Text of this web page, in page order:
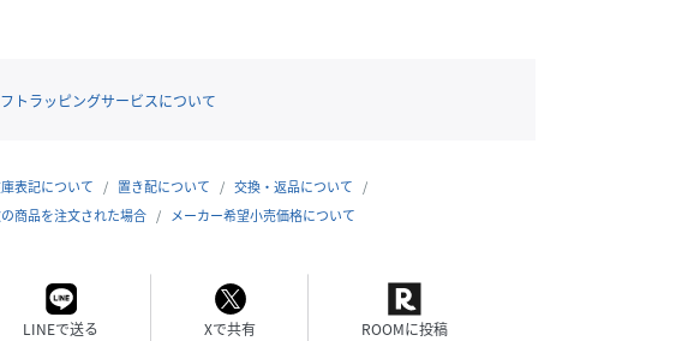
トラッピングサービスについて
表記について 置き配について
交換・返品について
商品を注文された場合
メーカー希望小売価格について
LINEで送る Xで共有 ROOMに投稿